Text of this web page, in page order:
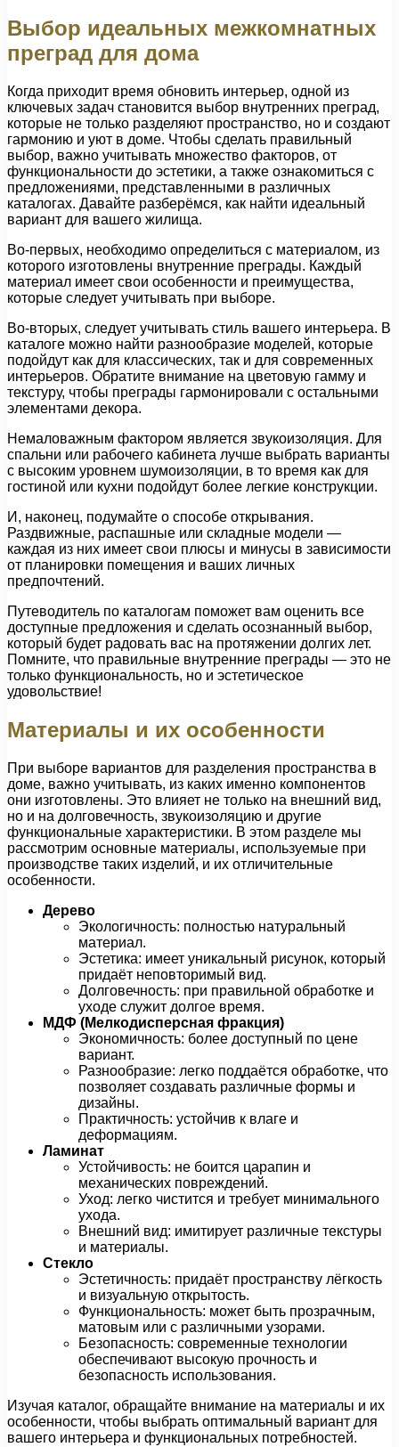
Выбор идеальных межкомнатных
преград для дома
Когда приходит время обновить интерьер, одной из
ключевых задач становится выбор внутренних преград,
которые не только разделяют пространство, но и создают
гармонию и уют в доме. Чтобы сделать правильный
выбор, важно учитывать множество факторов, от
функциональности до эстетики, а также ознакомиться с
предложениями, представленными в различных
каталогах. Давайте разберёмся, как найти идеальный
вариант для вашего жилища.
Во-первых, необходимо определиться с материалом, из
которого изготовлены внутренние преграды. Каждый
материал имеет свои особенности и преимущества,
которые следует учитывать при выборе.
Во-вторых, следует учитывать стиль вашего интерьера. В
каталоге можно найти разнообразие моделей, которые
подойдут как для классических, так и для современных
интерьеров. Обратите внимание на цветовую гамму и
текстуру, чтобы преграды гармонировали с остальными
элементами декора.
Немаловажным фактором является звукоизоляция. Для
спальни или рабочего кабинета лучше выбрать варианты
с высоким уровнем шумоизоляции, в то время как для
гостиной или кухни подойдут более легкие конструкции.
И, наконец, подумайте о способе открывания.
Раздвижные, распашные или складные модели —
каждая из них имеет свои плюсы и минусы в зависимости
от планировки помещения и ваших личных
предпочтений.
Путеводитель по каталогам поможет вам оценить все
доступные предложения и сделать осознанный выбор,
который будет радовать вас на протяжении долгих лет.
Помните, что правильные внутренние преграды — это не
только функциональность, но и эстетическое
удовольствие!
Материалы и их особенности
При выборе вариантов для разделения пространства в
доме, важно учитывать, из каких именно компонентов
они изготовлены. Это влияет не только на внешний вид,
но и на долговечность, звукоизоляцию и другие
функциональные характеристики. В этом разделе мы
рассмотрим основные материалы, используемые при
производстве таких изделий, и их отличительные
особенности.
Дерево
Экологичность: полностью натуральный
материал.
Эстетика: имеет уникальный рисунок, который
придаёт неповторимый вид.
Долговечность: при правильной обработке и
уходе служит долгое время.
МДФ (Мелкодисперсная фракция)
Экономичность: более доступный по цене
вариант.
Разнообразие: легко поддаётся обработке, что
позволяет создавать различные формы и
дизайны.
Практичность: устойчив к влаге и
деформациям.
Ламинат
Устойчивость: не боится царапин и
механических повреждений.
Уход: легко чистится и требует минимального
ухода.
Внешний вид: имитирует различные текстуры
и материалы.
Стекло
Эстетичность: придаёт пространству лёгкость
и визуальную открытость.
Функциональность: может быть прозрачным,
матовым или с различными узорами.
Безопасность: современные технологии
обеспечивают высокую прочность и
безопасность использования.
Изучая каталог, обращайте внимание на материалы и их
особенности, чтобы выбрать оптимальный вариант для
вашего интерьера и функциональных потребностей.